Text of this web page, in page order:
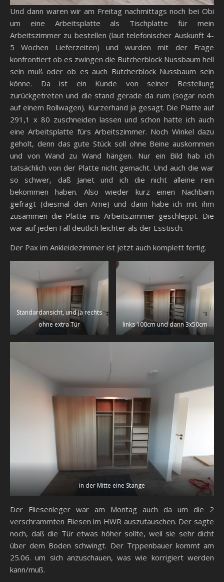
Und dann waren wir am Freitag nachmittags noch bei Obi
um eine Arbeitsplatte als Tischplatte für mein
Arbeitszimmer zu bestellen (laut telefonischer Auskunft 4-
5 Wochen Lieferzeiten) und wurden mit der Frage
konfrontiert ob es zwingen die Butcherblock Nussbaum hell
sein muß oder ob es auch Butcherblock Nussbaum sein
könne. Da ist ein Kunde von seiner Bestellung
zurückgetreten und die stand gerade da rum (sogar noch
auf einem Rollwagen). Kurzerhand ja gesagt. Die Platte auf
291,1 x 80 zuschneiden lassen und schon hatte ich auch
eine Arbeitsplatte fürs Arbeitszimmer. Noch Winkel dazu
geholt, denn das gute Stück soll ohne Beine auskommen
und von Wand zu Wand hängen. Nur ein Bild hab ich
tatsächlich von der Platte nicht gemacht. Und auch die war
so schwer, daß Janet und ich die nicht alleine rein
bekommen haben. Also wieder kurz einen Nachbarn
gefragt (diesmal den Arne) und dann habe ich mit ihm
zusammen die Platte ins Arbeitszimmer geschleppt. Die
war auf jeden Fall deutlich leichter als der Esstisch.
Der Pax im Ankleidezimmer ist jetzt auch komplett fertig.
Standardansicht, und ja rechts
ohne extra Tür
links 100cm und dann 3x50cm
in der Mitte eine Stange
Der Fliesenleger war am Montag auch da um die 2
verschrammten Fliesen im HWR auszutauschen. Der sagte
noch, daß die Tür etwas höher sollte, weil sie sehr dicht
über dem Boden schwingt. Der Trppenbauer kommt am
25.06. um sich anzuschauen, was wie korrigiert werden
kann/muß.